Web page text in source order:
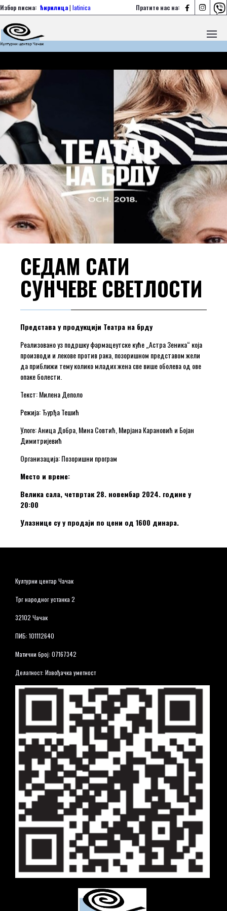
Пратите нас на:   
Избор писма: ћирилица| latinica
СЕДАМ САТИ
СУНЧЕВЕ СВЕТЛОСТИ
Представау продукцији Театра на брду
Реализовано уз подршку фармацеутске куће „Астра Зеника“ која
производи и лекове против рака, позоришном представом жели
да приближи тему колико младих жена све више оболева од ове
опаке болести.
Текст: Милена Деполo
Режија: Ђурђа Тешић
Улоге: Аница Добра, Мина Совтић, Мирјана Карановић и Бојан
Димитријевић
Организација: Позоришни програм
Место и време:
Велика сала, четвртак 28. новембар 2024. године у
20:00
Улазнице су у продаји по цени од 1600 динара.
Културни центар Чачак
Трг народног устанка 2
32102 Чачак
ПИБ: 101112640
Матични број: 07167342
Делатност: Извођачка уметност